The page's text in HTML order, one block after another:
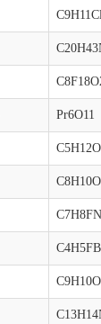
Pr6O11
C7H8FN